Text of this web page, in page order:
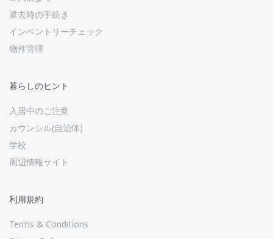
退去時の手続き
インベントリーチェック
物件管理
暮らしのヒント
入居中のご注意
カウンシル(自治体)
学校
周辺情報サイト
利用規約
Terms & Conditions